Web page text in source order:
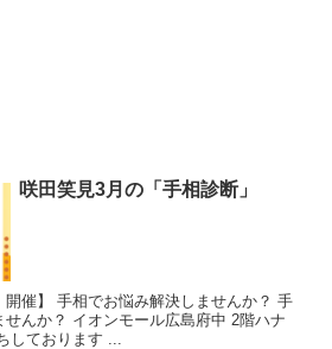
咲田笑見3月の「手相診断」
催】 手相でお悩み解決しませんか？ 手
んか？ イオンモール広島府中 2階ハナ
ております ...